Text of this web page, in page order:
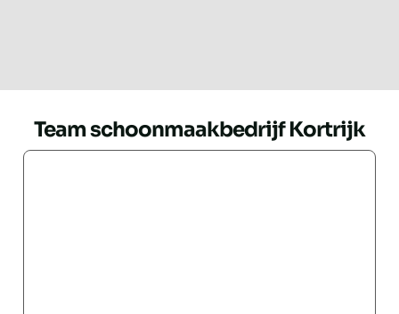
Team schoonmaakbedrijf Kortrijk